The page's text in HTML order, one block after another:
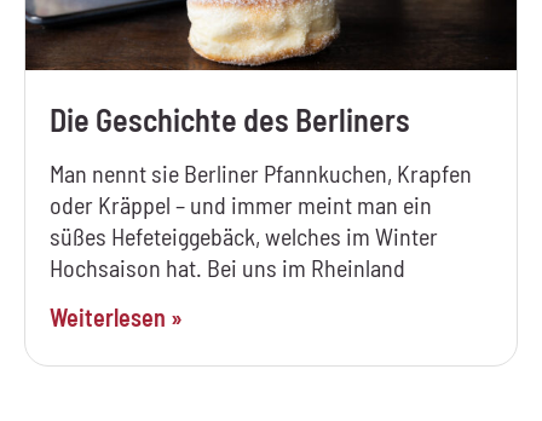
Die Geschichte des Berliners
Man nennt sie Berliner Pfannkuchen, Krapfen
oder Kräppel – und immer meint man ein
süßes Hefeteiggebäck, welches im Winter
Hochsaison hat. Bei uns im Rheinland
Weiterlesen »